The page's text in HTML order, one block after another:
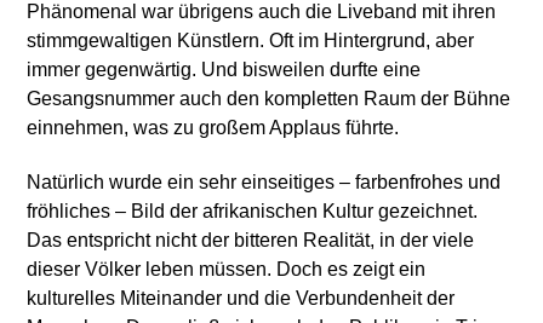
Phänomenal war übrigens auch die Liveband mit ihren
stimmgewaltigen Künstlern. Oft im Hintergrund, aber
immer gegenwärtig. Und bisweilen durfte eine
Gesangsnummer auch den kompletten Raum der Bühne
einnehmen, was zu großem Applaus führte.
Natürlich wurde ein sehr einseitiges – farbenfrohes und
fröhliches – Bild der afrikanischen Kultur gezeichnet.
Das entspricht nicht der bitteren Realität, in der viele
dieser Völker leben müssen. Doch es zeigt ein
kulturelles Miteinander und die Verbundenheit der